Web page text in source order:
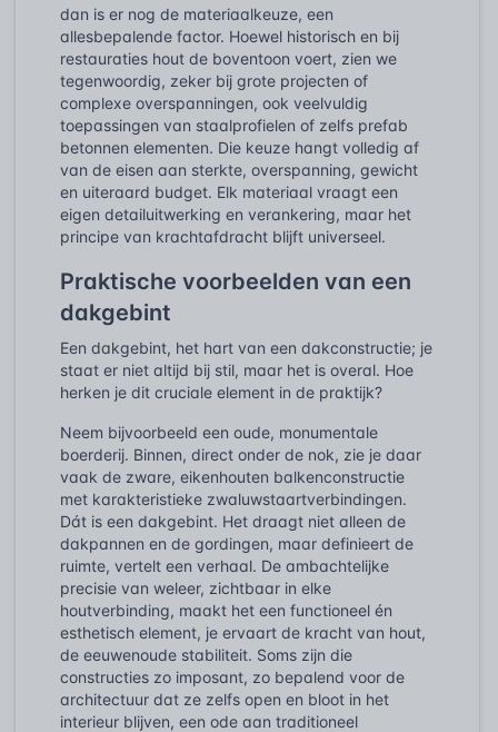
dan is er nog de materiaalkeuze, een
allesbepalende factor. Hoewel historisch en bij
restauraties hout de boventoon voert, zien we
tegenwoordig, zeker bij grote projecten of
complexe overspanningen, ook veelvuldig
toepassingen van staalprofielen of zelfs prefab
betonnen elementen. Die keuze hangt volledig af
van de eisen aan sterkte, overspanning, gewicht
en uiteraard budget. Elk materiaal vraagt een
eigen detailuitwerking en verankering, maar het
principe van krachtafdracht blijft universeel.
Praktische voorbeelden van een
dakgebint
Een dakgebint, het hart van een dakconstructie; je
staat er niet altijd bij stil, maar het is overal. Hoe
herken je dit cruciale element in de praktijk?
Neem bijvoorbeeld een oude, monumentale
boerderij. Binnen, direct onder de nok, zie je daar
vaak de zware, eikenhouten balkenconstructie
met karakteristieke zwaluwstaartverbindingen.
Dát is een dakgebint. Het draagt niet alleen de
dakpannen en de gordingen, maar definieert de
ruimte, vertelt een verhaal. De ambachtelijke
precisie van weleer, zichtbaar in elke
houtverbinding, maakt het een functioneel én
esthetisch element, je ervaart de kracht van hout,
de eeuwenoude stabiliteit. Soms zijn die
constructies zo imposant, zo bepalend voor de
architectuur dat ze zelfs open en bloot in het
interieur blijven, een ode aan traditioneel